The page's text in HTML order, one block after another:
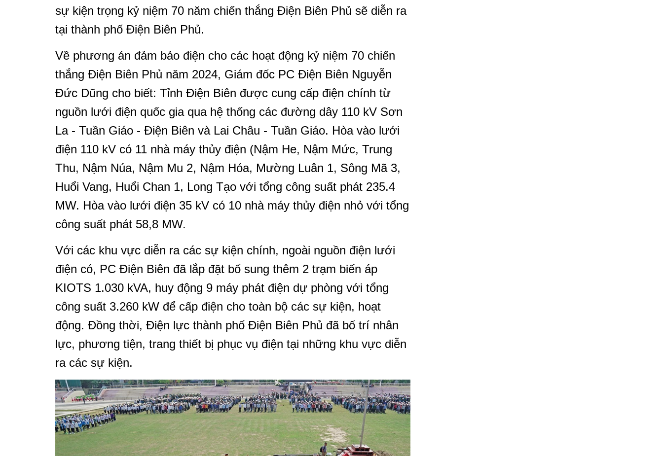
sự kiện trọng kỷ niệm 70 năm chiến thắng Điện Biên Phủ sẽ diễn ra
tại thành phố Điện Biên Phủ.
Về phương án đảm bảo điện cho các hoạt động kỷ niệm 70 chiến
thắng Điện Biên Phủ năm 2024, Giám đốc PC Điện Biên Nguyễn
Đức Dũng cho biết: Tỉnh Điện Biên được cung cấp điện chính từ
nguồn lưới điện quốc gia qua hệ thống các đường dây 110 kV Sơn
La - Tuần Giáo - Điện Biên và Lai Châu - Tuần Giáo. Hòa vào lưới
điện 110 kV có 11 nhà máy thủy điện (Nậm He, Nậm Mức, Trung
Thu, Nậm Núa, Nậm Mu 2, Nậm Hóa, Mường Luân 1, Sông Mã 3,
Huổi Vang, Huổi Chan 1, Long Tạo với tổng công suất phát 235.4
MW. Hòa vào lưới điện 35 kV có 10 nhà máy thủy điện nhỏ với tổng
công suất phát 58,8 MW.
Với các khu vực diễn ra các sự kiện chính, ngoài nguồn điện lưới
điện có, PC Điện Biên đã lắp đặt bổ sung thêm 2 trạm biến áp
KIOTS 1.030 kVA, huy động 9 máy phát điện dự phòng với tổng
công suất 3.260 kW để cấp điện cho toàn bộ các sự kiện, hoạt
động. Đồng thời, Điện lực thành phố Điện Biên Phủ đã bố trí nhân
lực, phương tiện, trang thiết bị phục vụ điện tại những khu vực diễn
ra các sự kiện.